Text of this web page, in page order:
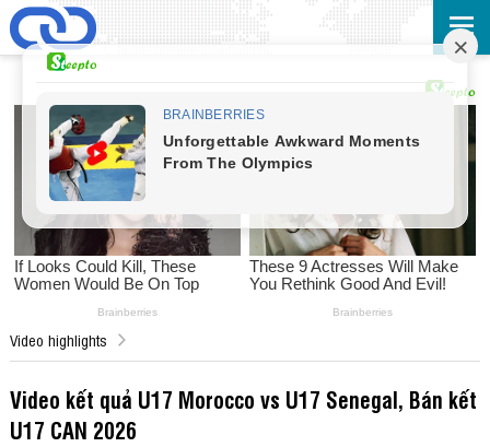
Video highlights
Video kết quả U17 Morocco vs U17 Senegal, Bán kết
U17 CAN 2026